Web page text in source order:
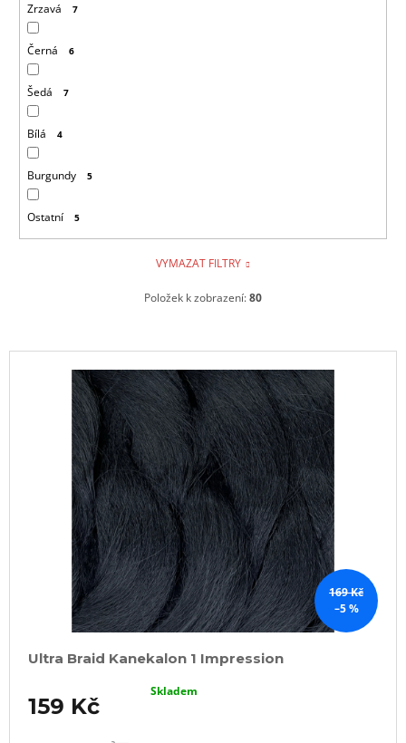
Zrzavá 7
Černá 6
Šedá 7
Bílá 4
Burgundy 5
Ostatní 5
VYMAZAT FILTRY
Položek k zobrazení:80
V
169 Kč
–5 %
Ultra Braid Kanekalon 1 Impression
159 Kč
Skladem